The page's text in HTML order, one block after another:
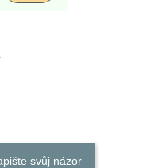
svůj názor